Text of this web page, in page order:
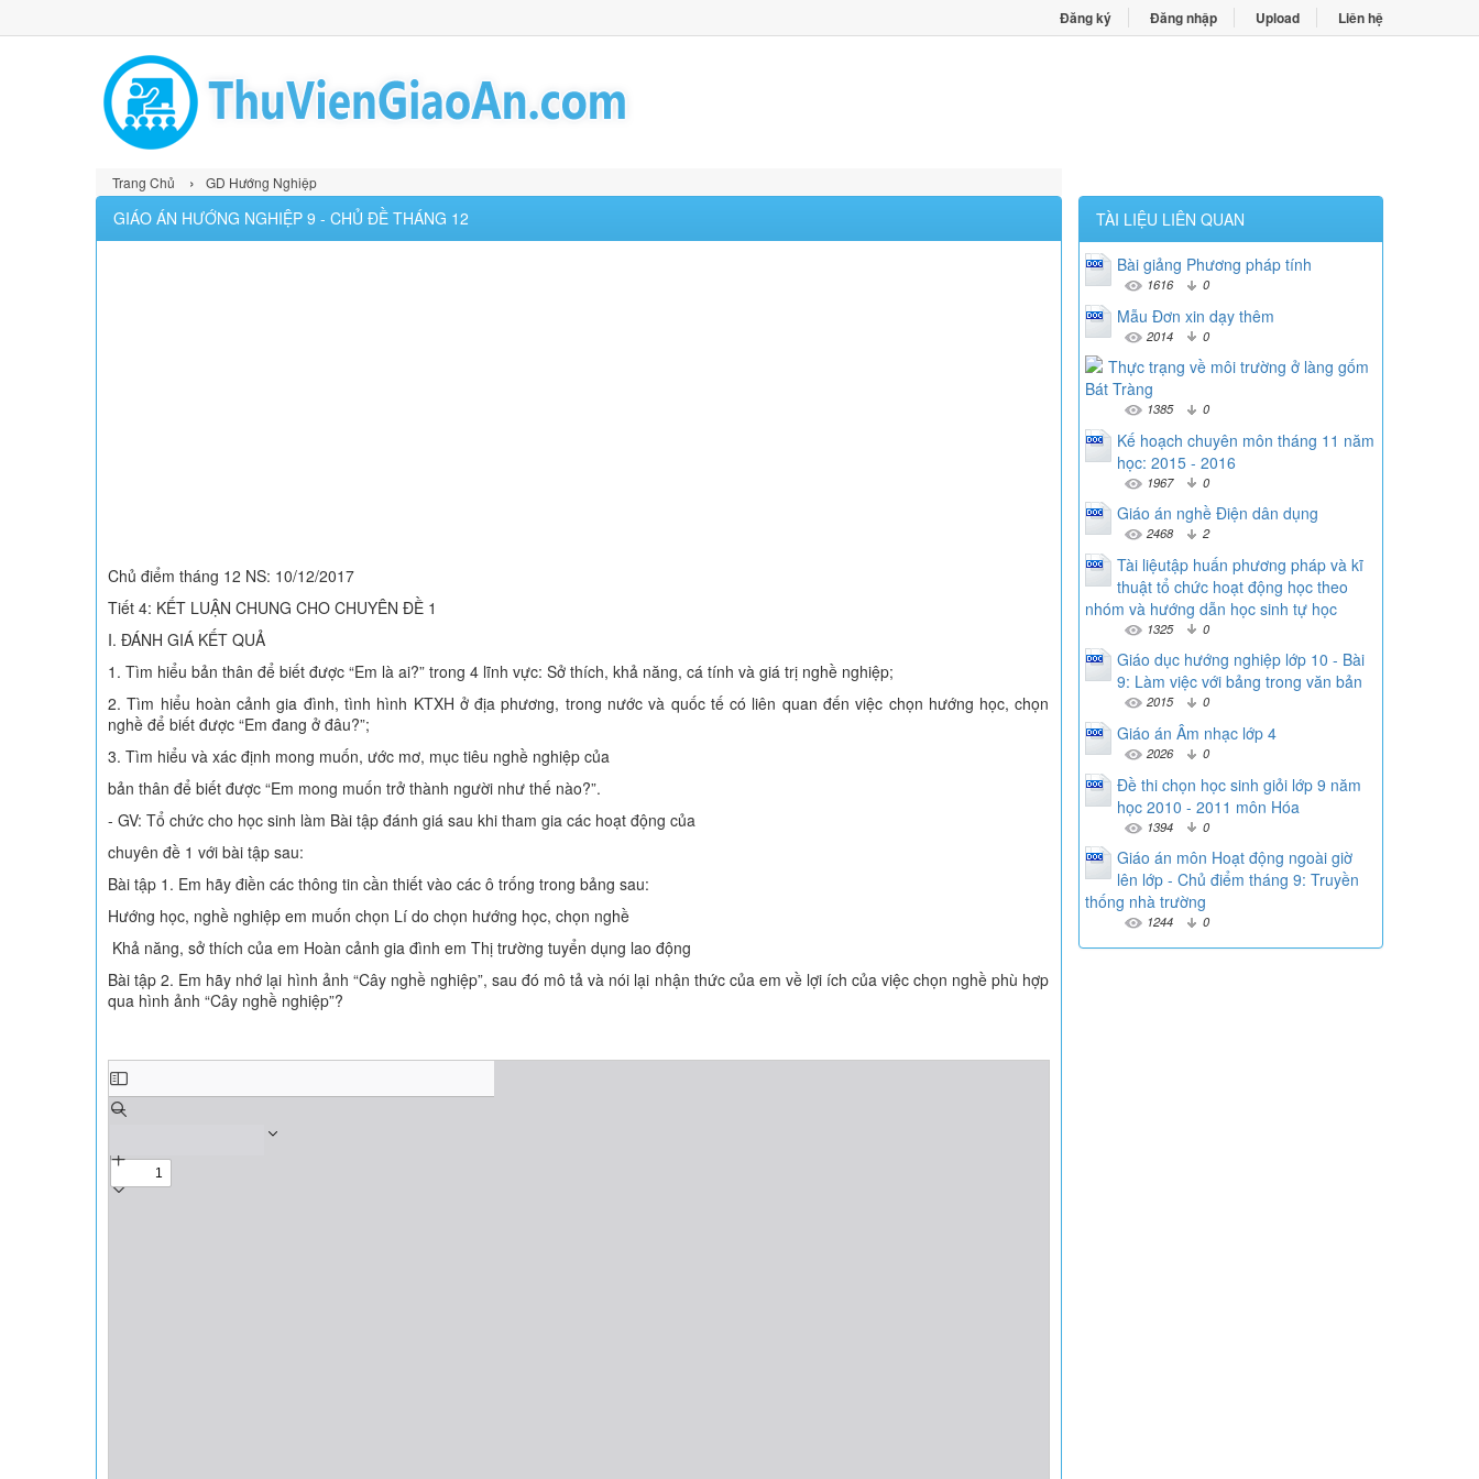
Đăng ký Đăng nhập Upload Liên hệ
Trang Chủ › GD Hướng Nghiệp
GIÁO ÁN HƯỚNG NGHIỆP 9 - CHỦ ĐỀ THÁNG 12
Chủ điểm tháng 12 NS: 10/12/2017
Tiết 4: KẾT LUẬN CHUNG CHO CHUYÊN ĐỀ 1
I. ĐÁNH GIÁ KẾT QUẢ
1. Tìm hiểu bản thân để biết được “Em là ai?” trong 4 lĩnh vực: Sở thích, khả năng, cá tính và giá trị nghề nghiệp;
2. Tìm hiểu hoàn cảnh gia đình, tình hình KTXH ở địa phương, trong nước và quốc tế có liên quan đến việc chọn hướng học, chọn
nghề để biết được “Em đang ở đâu?”;
3. Tìm hiểu và xác định mong muốn, ước mơ, mục tiêu nghề nghiệp của
bản thân để biết được “Em mong muốn trở thành người như thế nào?”.
- GV: Tổ chức cho học sinh làm Bài tập đánh giá sau khi tham gia các hoạt động của
chuyên đề 1 với bài tập sau:
Bài tập 1. Em hãy điền các thông tin cần thiết vào các ô trống trong bảng sau:
Hướng học, nghề nghiệp em muốn chọn Lí do chọn hướng học, chọn nghề
Khả năng, sở thích của em Hoàn cảnh gia đình em Thị trường tuyển dụng lao động
Bài tập 2. Em hãy nhớ lại hình ảnh “Cây nghề nghiệp”, sau đó mô tả và nói lại nhận thức của em về lợi ích của việc chọn nghề phù hợp
qua hình ảnh “Cây nghề nghiệp”?
TÀI LIỆU LIÊN QUAN
Bài giảng Phương pháp tính
1616 0
Mẫu Đơn xin dạy thêm
2014 0
Thực trạng về môi trường ở làng gốm
Bát Tràng
1385 0
Kế hoạch chuyên môn tháng 11 năm
học: 2015 - 2016
1967 0
Giáo án nghề Điện dân dụng
2468 2
Tài liệutập huấn phương pháp và kĩ
thuật tổ chức hoạt động học theo
nhóm và hướng dẫn học sinh tự học
1325 0
Giáo dục hướng nghiệp lớp 10 - Bài
9: Làm việc với bảng trong văn bản
2015 0
Giáo án Âm nhạc lớp 4
2026 0
Đề thi chọn học sinh giỏi lớp 9 năm
học 2010 - 2011 môn Hóa
1394 0
Giáo án môn Hoạt động ngoài giờ
lên lớp - Chủ điểm tháng 9: Truyền
thống nhà trường
1244 0